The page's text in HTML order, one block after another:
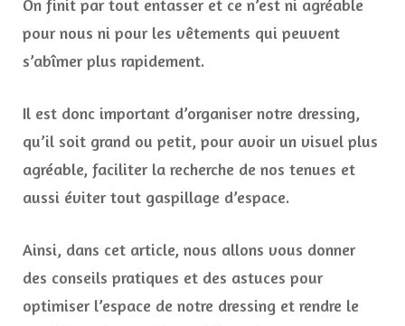
On finit par tout entasser et ce n’est ni agréable
pour nous ni pour les vêtements qui peuvent
s’abîmer plus rapidement.
Il est donc important d’organiser notre dressing,
qu’il soit grand ou petit, pour avoir un visuel plus
agréable, faciliter la recherche de nos tenues et
aussi éviter tout gaspillage d’espace.
Ainsi, dans cet article, nous allons vous donner
des conseils pratiques et des astuces pour
optimiser l’espace de notre dressing et rendre le